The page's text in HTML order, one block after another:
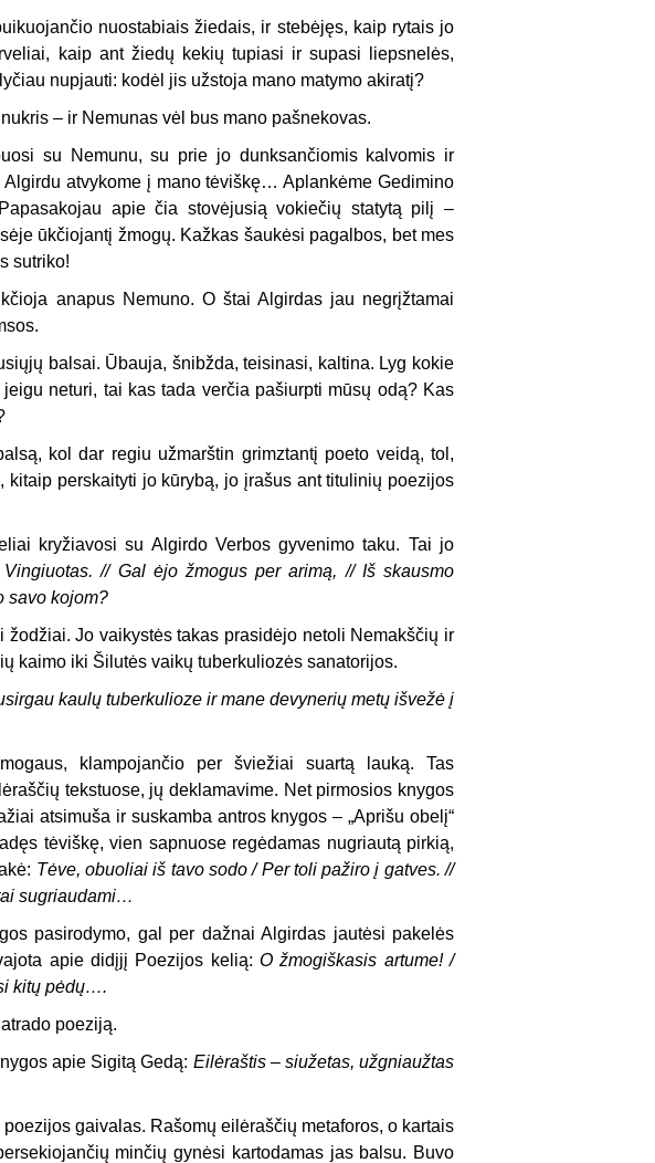
nuostabiais žiedais, ir stebėjęs, kaip rytais jo
kaip ant žiedų kekių tupiasi ir supasi liepsnelės,
nupjauti: kodėl jis užstoja mano matymo akiratį?
– ir Nemunas vėl bus mano pašnekovas.
su Nemunu, su prie jo dunksančiomis kalvomis ir
atvykome į mano tėviškę… Aplankėme Gedimino
apie čia stovėjusią vokiečių statytą pilį –
ūkčiojantį žmogų. Kažkas šaukėsi pagalbos, bet mes
sutriko!
anapus Nemuno. O štai Algirdas jau negrįžtamai
balsai. Ūbauja, šnibžda, teisinasi, kaltina. Lyg kokie
neturi, tai kas tada verčia pašiurpti mūsų odą? Kas
kol dar regiu užmarštin grimztantį poeto veidą, tol,
perskaityti jo kūrybą, jo įrašus ant titulinių poezijos
kryžiavosi su Algirdo Verbos gyvenimo taku. Tai jo
Vingiuotas. // Gal ėjo žmogus per arimą, // Iš skausmo
savo kojom?
Jo vaikystės takas prasidėjo netoli Nemakščių ir
kaimo iki Šilutės vaikų tuberkuliozės sanatorijos.
kaulų tuberkulioze ir mane devynerių metų išvežė į
klampojančio per šviežiai suartą lauką. Tas
tekstuose, jų deklamavime. Net pirmosios knygos
atsimuša ir suskamba antros knygos – „Aprišu obelį“
tėviškę, vien sapnuose regėdamas nugriautą pirkią,
Tėve, obuoliai iš tavo sodo / Per toli pažiro į gatves. //
sugriaudami…
pasirodymo, gal per dažnai Algirdas jautėsi pakelės
apie didįjį Poezijos kelią: O žmogiškasis artume! /
kitų pėdų….
poeziją.
apie Sigitą Gedą: Eilėraštis – siužetas, užgniaužtas
gaivalas. Rašomų eilėraščių metaforos, o kartais
minčių gynėsi kartodamas jas balsu. Buvo